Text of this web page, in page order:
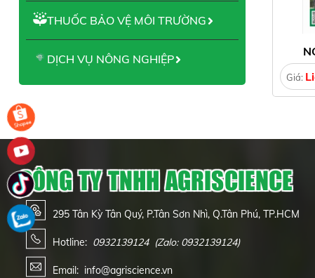
THUỐC BẢO VỆ MÔI TRƯỜNG
DỊCH VỤ NÔNG NGHIỆP
Giá:
CÔNG TY TNHH AGRISCIENCE
295 Tân Kỳ Tân Quý, P.Tân Sơn Nhì, Q.Tân Phú, TP.HCM
Hotline: 0932139124 (Zalo: 0932139124)
Email: info@agriscience.vn